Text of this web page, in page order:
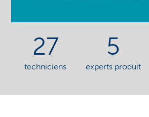
27
techniciens
5
experts produit